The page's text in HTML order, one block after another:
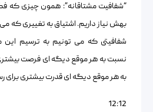
“شفافیت مشتاقانه”: همون چیزی که
بهش نیاز داریم. اشتیاق به تغییری که
شفافیتی که می تونیم به ترسیم
نسبت به هر موقع دیگه ای فرصت
به هر موقع دیگه ای قدرت بیشتری برای
12:12